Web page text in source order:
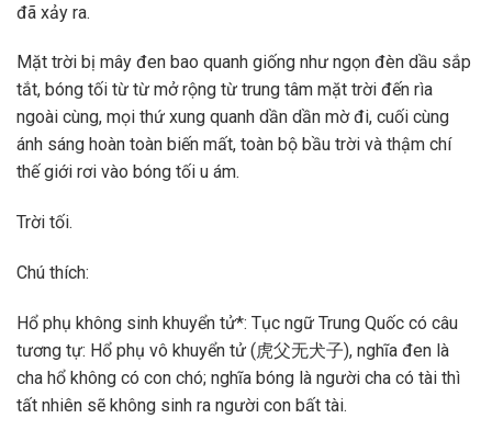
đã xảy ra.
Mặt trời bị mây đen bao quanh giống như ngọn đèn dầu sắp
tắt, bóng tối từ từ mở rộng từ trung tâm mặt trời đến rìa
ngoài cùng, mọi thứ xung quanh dần dần mờ đi, cuối cùng
ánh sáng hoàn toàn biến mất, toàn bộ bầu trời và thậm chí
thế giới rơi vào bóng tối u ám.
Trời tối.
Chú thích:
Hổ phụ không sinh khuyển tử*: Tục ngữ Trung Quốc có câu
tương tự: Hổ phụ vô khuyển tử (虎父无犬子), nghĩa đen là
cha hổ không có con chó; nghĩa bóng là người cha có tài thì
tất nhiên sẽ không sinh ra người con bất tài.